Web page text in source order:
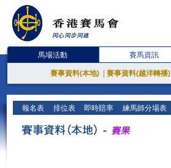
馬場活動 賽馬資訊
賽事資料(本地) 賽事資料(越洋轉播)
報名表 排位表 即時賠率 練馬師分場表